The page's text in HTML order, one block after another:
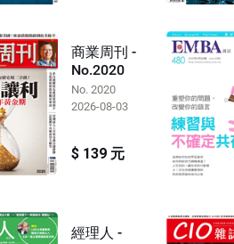
商業周刊 -
No.2020
No. 2020
2026-08-03
$ 139 元
經理人 -